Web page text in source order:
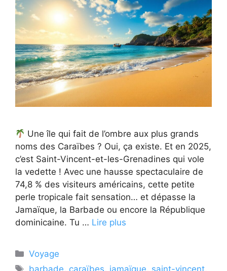
Une île qui fait de l’ombre aux plus grands
noms des Caraïbes ? Oui, ça existe. Et en 2025,
c’est Saint-Vincent-et-les-Grenadines qui vole
la vedette ! Avec une hausse spectaculaire de
74,8 % des visiteurs américains, cette petite
perle tropicale fait sensation… et dépasse la
Jamaïque, la Barbade ou encore la République
dominicaine. Tu … Lire plus
Catégories
Voyage
Étiquettes
barbade, caraïbes, jamaïque, saint-vincent,